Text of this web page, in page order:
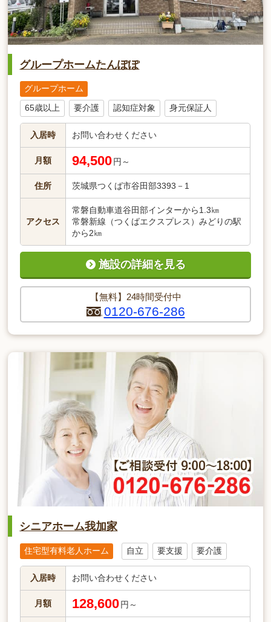
グループホームたんぽぽ
グループホーム
65歳以上 要介護 認知症対象 身元保証人
入居時 お問い合わせください
月額 94,500 円～
住所 茨城県つくば市谷田部3393－1
アクセス
常磐自動車道谷田部インターから1.3㎞
常磐新線（つくばエクスプレス）みどりの駅
から2㎞
【無料】24時間受付中
0120-676-286
施設の詳細を見る
シニアホーム我加家
住宅型有料老人ホーム 自立 要支援 要介護
入居時 お問い合わせください
月額 128,600 円～